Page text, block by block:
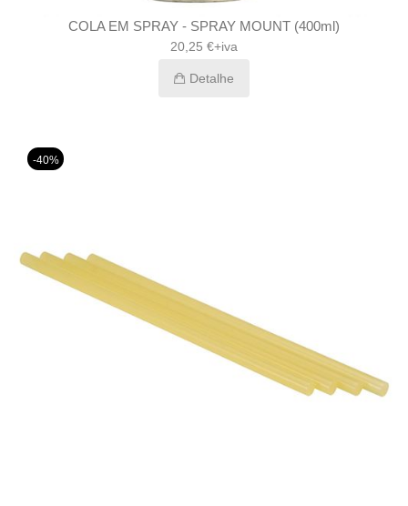
COLA EM SPRAY - SPRAY MOUNT (400ml)
20,25 €+iva
Detalhe
-40%